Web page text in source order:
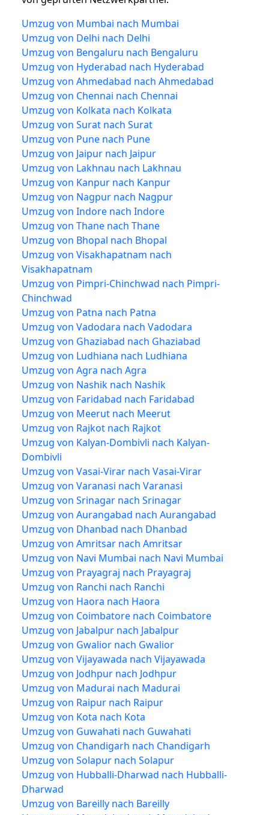
Umzug von Mumbai nach Mumbai
Umzug von Delhi nach Delhi
Umzug von Bengaluru nach Bengaluru
Umzug von Hyderabad nach Hyderabad
Umzug von Ahmedabad nach Ahmedabad
Umzug von Chennai nach Chennai
Umzug von Kolkata nach Kolkata
Umzug von Surat nach Surat
Umzug von Pune nach Pune
Umzug von Jaipur nach Jaipur
Umzug von Lakhnau nach Lakhnau
Umzug von Kanpur nach Kanpur
Umzug von Nagpur nach Nagpur
Umzug von Indore nach Indore
Umzug von Thane nach Thane
Umzug von Bhopal nach Bhopal
Umzug von Visakhapatnam nach
Visakhapatnam
Umzug von Pimpri-Chinchwad nach Pimpri-
Chinchwad
Umzug von Patna nach Patna
Umzug von Vadodara nach Vadodara
Umzug von Ghaziabad nach Ghaziabad
Umzug von Ludhiana nach Ludhiana
Umzug von Agra nach Agra
Umzug von Nashik nach Nashik
Umzug von Faridabad nach Faridabad
Umzug von Meerut nach Meerut
Umzug von Rajkot nach Rajkot
Umzug von Kalyan-Dombivli nach Kalyan-
Dombivli
Umzug von Vasai-Virar nach Vasai-Virar
Umzug von Varanasi nach Varanasi
Umzug von Srinagar nach Srinagar
Umzug von Aurangabad nach Aurangabad
Umzug von Dhanbad nach Dhanbad
Umzug von Amritsar nach Amritsar
Umzug von Navi Mumbai nach Navi Mumbai
Umzug von Prayagraj nach Prayagraj
Umzug von Ranchi nach Ranchi
Umzug von Haora nach Haora
Umzug von Coimbatore nach Coimbatore
Umzug von Jabalpur nach Jabalpur
Umzug von Gwalior nach Gwalior
Umzug von Vijayawada nach Vijayawada
Umzug von Jodhpur nach Jodhpur
Umzug von Madurai nach Madurai
Umzug von Raipur nach Raipur
Umzug von Kota nach Kota
Umzug von Guwahati nach Guwahati
Umzug von Chandigarh nach Chandigarh
Umzug von Solapur nach Solapur
Umzug von Hubballi-Dharwad nach Hubballi-
Dharwad
Umzug von Bareilly nach Bareilly